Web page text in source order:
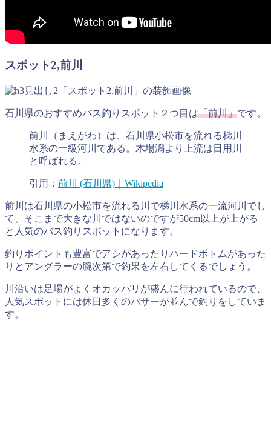
スポット2,前川
石川県のおすすめバス釣りスポット２つ目は「前川」です。
前川（まえがわ）は、石川県小松市を流れる梯川
水系の一級河川である。木場潟より上流は日用川
と呼ばれる。
引用： 前川 (石川県)｜Wikipedia
前川は石川県の小松市を流れる川で梯川水系の一流河川でし
て、そこまで大きな川ではないのですが50cm以上が上がる
と人気のバス釣りスポットになります。
釣りポイントも豊富でアシがあったりハードボトムがあった
りとアングラーの腕次第で釣果を左右してくるでしょう。
川沿いは足場がよくオカッパリが盛んに行われているので、
人気スポットには休日多くのバサーが並んで釣りをしていま
す。